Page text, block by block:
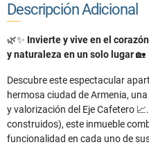
Descripción Adicional
🌿✨ Invierte y vive en el
y naturaleza en un solo lugar🏡
Descubre este espectacular
hermosa ciudad de Armenia,
y valorización del Eje Cafetero
construidos), este inmueble
funcionalidad en cada uno de